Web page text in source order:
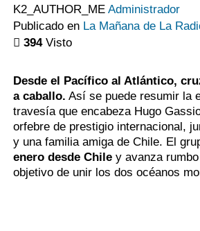
K2_AUTHOR_ME Administrador
Publicado en La Mañana de La
394Visto
Desde el Pacífico al Atlántico,
a caballo. Así se puede resumir la
travesía que encabeza Hugo
orfebre de prestigio internacional,
y una familia amiga de Chile. El
enero desde Chile y avanza
objetivo de unir los dos océanos